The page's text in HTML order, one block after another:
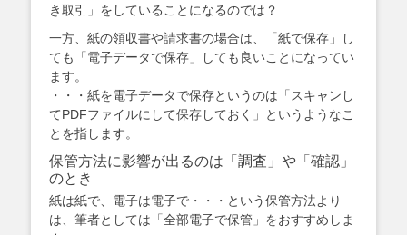
き取引」をしていることになるのでは？
一方、紙の領収書や請求書の場合は、「紙で保存」し
ても「電子データで保存」しても良いことになってい
ます。
・・・紙を電子データで保存というのは「スキャンし
てPDFファイルにして保存しておく」というようなこ
とを指します。
保管方法に影響が出るのは「調査」や「確認」
のとき
紙は紙で、電子は電子で・・・という保管方法より
は、筆者としては「全部電子で保管」をおすすめしま